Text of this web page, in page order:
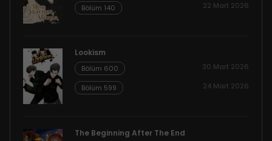
Bölüm 140 22 Mart 2026
Lookism
Bölüm 600 30 Mart 2026
Bölüm 599 24 Mart 2026
The Beginning After The End